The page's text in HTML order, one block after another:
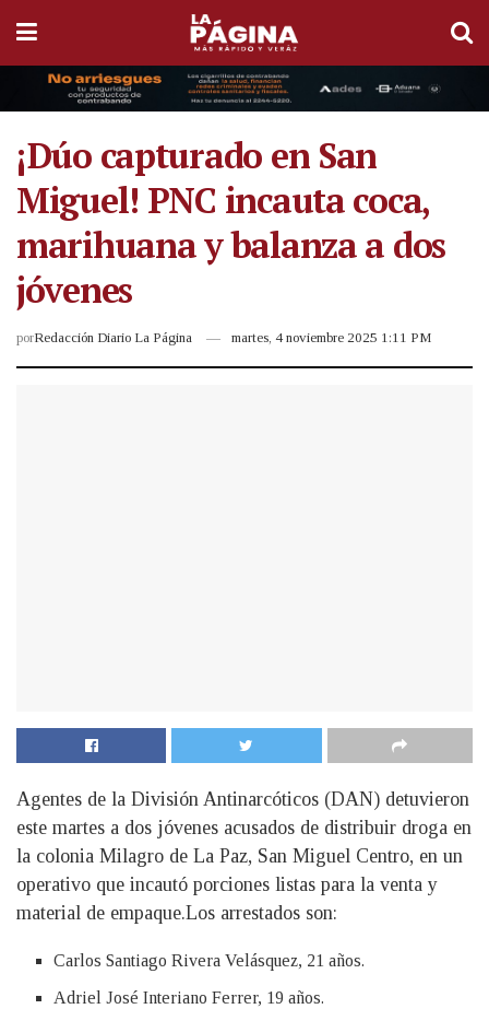
¡Dúo capturado en San
Miguel! PNC incauta coca,
marihuana y balanza a dos
jóvenes
porRedacción Diario La Página martes, 4 noviembre 2025 1:11 PM
Agentes de la División Antinarcóticos (DAN) detuvieron
este martes a dos jóvenes acusados de distribuir droga en
la colonia Milagro de La Paz, San Miguel Centro, en un
operativo que incautó porciones listas para la venta y
material de empaque.Los arrestados son:
Carlos Santiago Rivera Velásquez, 21 años.
Adriel José Interiano Ferrer, 19 años.